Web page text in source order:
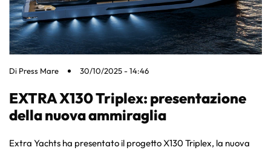
Di Press Mare 30/10/2025 - 14:46
EXTRA X130 Triplex: presentazione
della nuova ammiraglia
Extra Yachts ha presentato il progetto X130 Triplex, la nuova